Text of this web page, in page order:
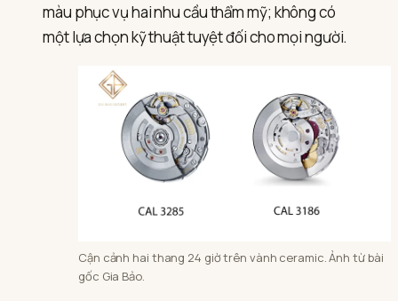
màu phục vụ hai nhu cầu thẩm mỹ; không có
một lựa chọn kỹ thuật tuyệt đối cho mọi người.
Cận cảnh hai thang 24 giờ trên vành ceramic. Ảnh từ bài
gốc Gia Bảo.